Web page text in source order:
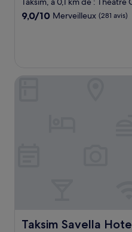
9.0
9,0/10 Merveilleux (281 avis)
Taksim Savella
Taksim Savella Hotel